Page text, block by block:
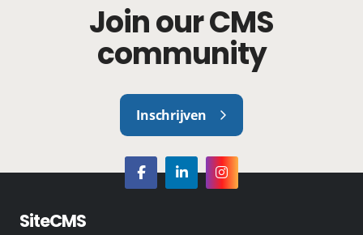
Join our CMS
community
Inschrijven
SiteCMS